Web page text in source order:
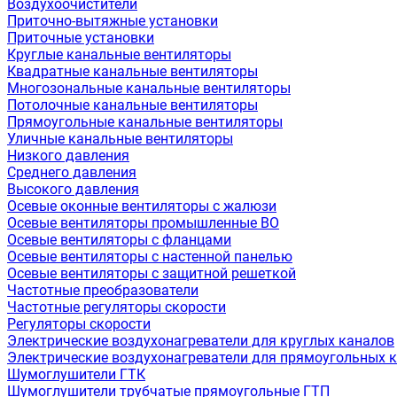
Воздухоочистители
Приточно-вытяжные установки
Приточные установки
Круглые канальные вентиляторы
Квадратные канальные вентиляторы
Многозональные канальные вентиляторы
Потолочные канальные вентиляторы
Прямоугольные канальные вентиляторы
Уличные канальные вентиляторы
Низкого давления
Среднего давления
Высокого давления
Осевые оконные вентиляторы с жалюзи
Осевые вентиляторы промышленные ВО
Осевые вентиляторы с фланцами
Осевые вентиляторы с настенной панелью
Осевые вентиляторы с защитной решеткой
Частотные преобразователи
Частотные регуляторы скорости
Регуляторы скорости
Электрические воздухонагреватели для круглых каналов
Электрические воздухонагреватели для прямоугольных
Шумоглушители ГТК
Шумоглушители трубчатые прямоугольные ГТП